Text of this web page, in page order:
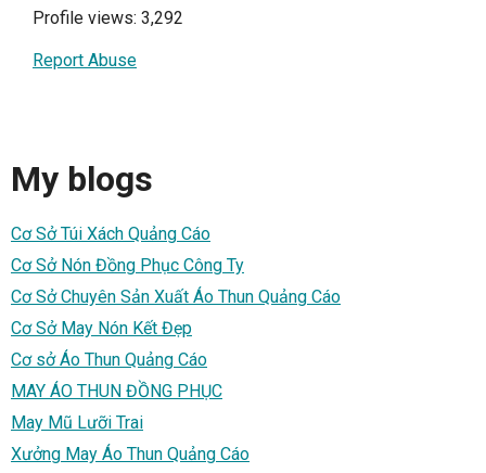
Profile views: 3,292
Report Abuse
My blogs
Cơ Sở Túi Xách Quảng Cáo
Cơ Sở Nón Đồng Phục Công Ty
Cơ Sở Chuyên Sản Xuất Áo Thun Quảng Cáo
Cơ Sở May Nón Kết Đẹp
Cơ sở Áo Thun Quảng Cáo
MAY ÁO THUN ĐỒNG PHỤC
May Mũ Lưỡi Trai
Xưởng May Áo Thun Quảng Cáo